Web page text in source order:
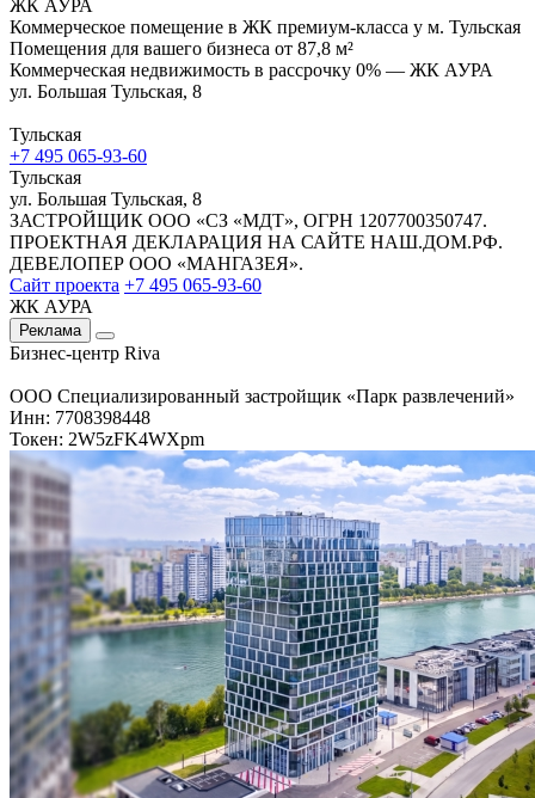
ЖК АУРА
Коммерческое помещение в ЖК премиум-класса у м. Тульская
Помещения для вашего бизнеса от 87,8 м²
Коммерческая недвижимость в рассрочку 0% — ЖК АУРА
ул. Большая Тульская, 8
Тульская
+7 495 065-93-60
Тульская
ул. Большая Тульская, 8
ЗАСТРОЙЩИК ООО «СЗ «МДТ», ОГРН 1207700350747.
ПРОЕКТНАЯ ДЕКЛАРАЦИЯ НА САЙТЕ НАШ.ДОМ.РФ.
ДЕВЕЛОПЕР ООО «МАНГАЗЕЯ».
Сайт проекта +7 495 065-93-60
ЖК АУРА
Реклама
Бизнес-центр Riva
ООО Специализированный застройщик «Парк развлечений»
Инн: 7708398448
Токен: 2W5zFK4WXpm